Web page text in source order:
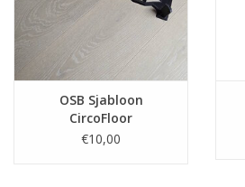
OSB Sjabloon
CircoFloor
€10,00